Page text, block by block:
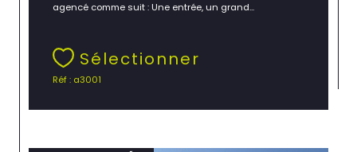
agencé comme suit : Une entrée, un grand...
Sélectionner
Réf : a3001